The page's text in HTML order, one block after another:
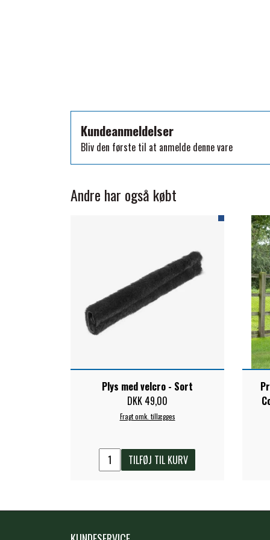
PREMIER EQUINE INSEKTBESKYTTELSE
Kundeanmeldelser
Bliv den første til at anmelde denne vare
Andre har også købt
Plys med velcro - Sort
DKK 49,00
Fragt omk. tillægges
TILFØJ TIL KURV